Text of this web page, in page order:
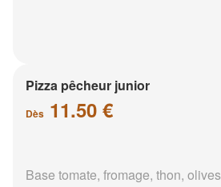
Pizza pêcheur junior
Dès 11.50 €
Base tomate, fromage, thon, olives